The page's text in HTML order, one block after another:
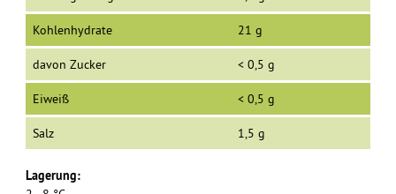
Kohlenhydrate 21 g
davon Zucker < 0,5 g
Eiweiß < 0,5 g
Salz 1,5 g
Lagerung: